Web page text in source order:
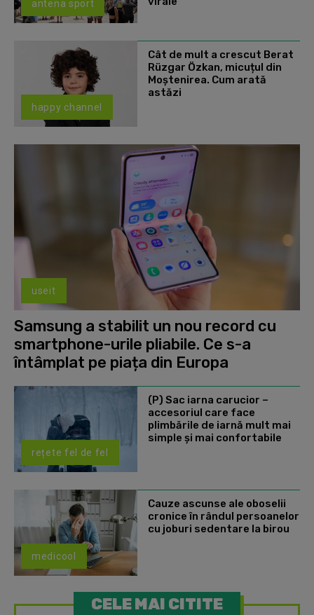
antena sport
happy channel
Cât de mult a crescut Berat
Rüzgar Özkan, micuțul din
Moștenirea. Cum arată
astăzi
useit
Samsung a stabilit un nou record cu
smartphone-urile pliabile. Ce s-a
întâmplat pe piața din Europa
rețete fel de fel
(P) Sac iarna carucior –
accesoriul care face
plimbările de iarnă mult mai
simple și mai confortabile
medicool
Cauze ascunse ale oboselii
cronice în rândul persoanelor
cu joburi sedentare la birou
CELE MAI CITITE